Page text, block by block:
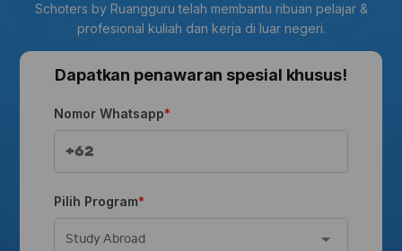
Schoters by Ruangguru telah membantu ribuan pelajar &
profesional kuliah dan kerja di luar negeri.
Dapatkan penawaran spesial khusus!
Nomor Whatsapp
+62
Pilih Program
Study Abroad